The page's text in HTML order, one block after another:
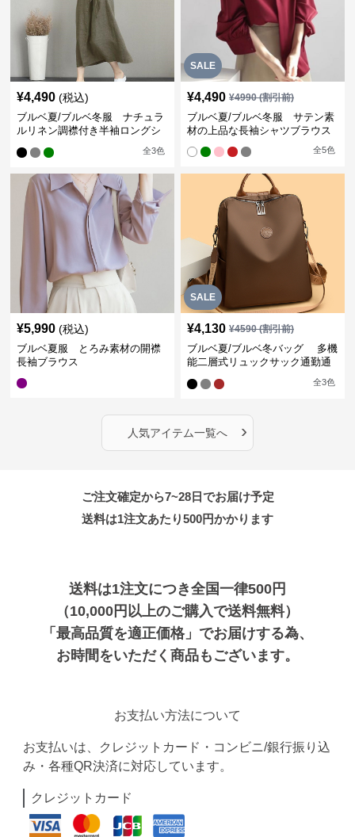
¥4,490 (税込)
ブルベ夏/ブルベ冬服 ナチュラ
ルリネン調襟付き半袖ロングシ
全3色
SALE
¥4,490 ¥4990(割引前)
ブルベ夏/ブルベ冬服 サテン素
材の上品な長袖シャツブラウス
全5色
¥5,990 (税込)
ブルベ夏服 とろみ素材の開襟
長袖ブラウス
SALE
¥4,130 ¥4590(割引前)
ブルベ夏/ブルベ冬バッグ 多機
能二層式リュックサック通勤通
全3色
人気アイテム一覧へ ›
ご注文確定から7~28日でお届け予定
送料は1注文あたり500円かかります
送料は1注文につき全国一律500円
（10,000円以上のご購入で送料無料）
「最高品質を適正価格」でお届けする為、
お時間をいただく商品もございます。
お支払い方法について
お支払いは、クレジットカード・コンビニ/銀行振り込
み・各種QR決済に対応しています。
クレジットカード